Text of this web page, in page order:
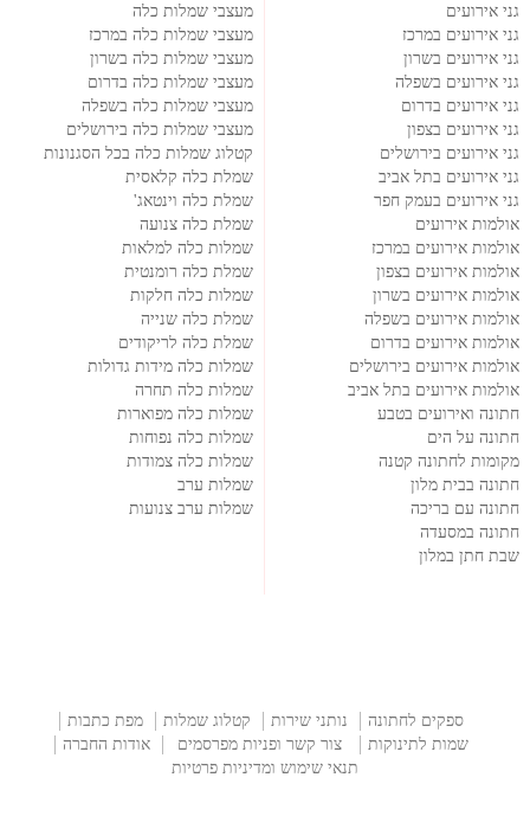
גני אירועים
גני אירועים במרכז
גני אירועים בשרון
גני אירועים בשפלה
גני אירועים בדרום
גני אירועים בצפון
גני אירועים בירושלים
גני אירועים בתל אביב
גני אירועים בעמק חפר
אולמות אירועים
אולמות אירועים במרכז
אולמות אירועים בצפון
אולמות אירועים בשרון
אולמות אירועים בשפלה
אולמות אירועים בדרום
אולמות אירועים בירושלים
אולמות אירועים בתל אביב
חתונה ואירועים בטבע
חתונה על הים
מקומות לחתונה קטנה
חתונה בבית מלון
חתונה עם בריכה
חתונה במסעדה
שבת חתן במלון
מעצבי שמלות כלה
מעצבי שמלות כלה במרכז
מעצבי שמלות כלה בשרון
מעצבי שמלות כלה בדרום
מעצבי שמלות כלה בשפלה
מעצבי שמלות כלה בירושלים
קטלוג שמלות כלה בכל הסגנונות
שמלת כלה קלאסית
שמלת כלה וינטאג'
שמלת כלה צנועה
שמלות כלה למלאות
שמלת כלה רומנטית
שמלות כלה חלקות
שמלת כלה שנייה
שמלת כלה לריקודים
שמלות כלה מידות גדולות
שמלות כלה תחרה
שמלות כלה מפוארות
שמלות כלה נפוחות
שמלות כלה צמודות
שמלות ערב
שמלות ערב צנועות
ספקים לחתונה נותני שירות קטלוג שמלות
מפת כתבות
שמות לתינוקות
צור קשר ופניות מפרסמים
אודות החברה
תנאי שימוש ומדיניות פרטיות